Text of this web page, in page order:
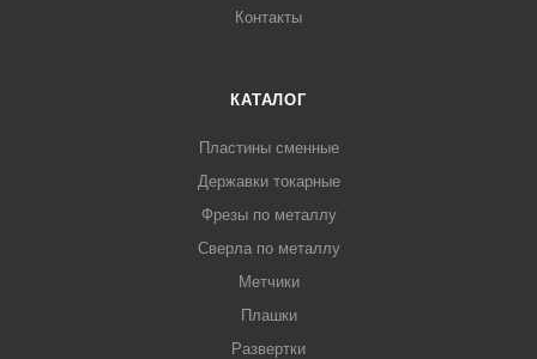
Контакты
КАТАЛОГ
Пластины сменные
Державки токарные
Фрезы по металлу
Сверла по металлу
Метчики
Плашки
Развертки